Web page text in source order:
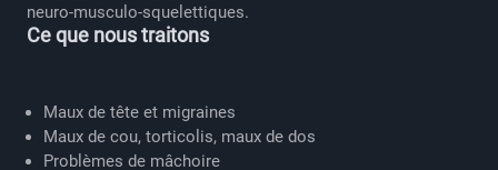
neuro-musculo-squelettiques.
Ce que nous traitons
Maux de tête et migraines
Maux de cou, torticolis, maux de dos
Problèmes de mâchoire